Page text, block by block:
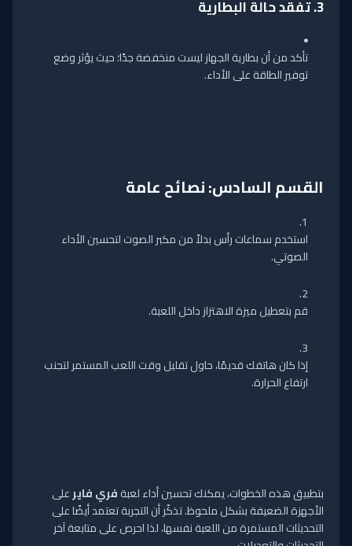
3. تفقد حالة البطارية
تأكد من أن بطارية الجهاز ليست منخفضة جدًا؛ حيث يؤثر وضع
توفير الطاقة على الأداء.
القسم السادس: نصائح عامة
استخدم سماعات رأس بدلاً من مكبر الصوت لتحسين الأداء
الصوتي.
قم بتعطيل ميزة الاهتزاز داخل اللعبة.
إذا كان هاتفك قديمًا، حاول تقليل وقت اللعب المستمر لتجنب
ارتفاع الحرارة.
بتطبيق هذه الخطوات، يمكنك تحسين أداء لعبةفري فايرعلى
الأجهزة الضعيفة بشكل ملحوظ. تذكّر أن التجربة تعتمد أيضًا على
التحديثات المستمرة من اللعبة نفسها، لذا احرص على متابعة آخر